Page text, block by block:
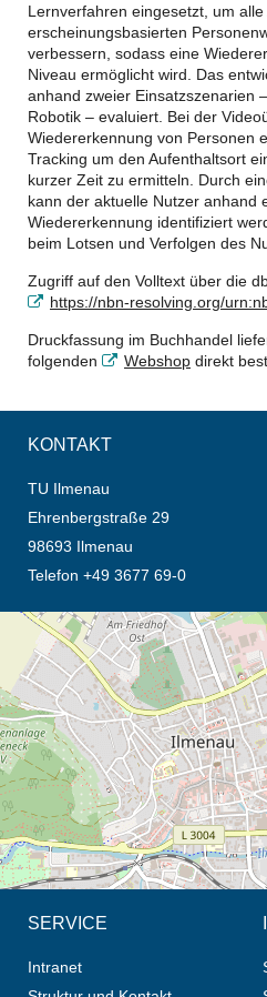
Lernverfahren eingesetzt, um
erscheinungsbasierten
verbessern, sodass eine
Niveau ermöglicht wird. Das
anhand zweier Einsatzszenarien
Robotik – evaluiert. Bei der
Wiedererkennung von Personen
Tracking um den Aufenthaltsort
kurzer Zeit zu ermitteln. Durch
kann der aktuelle Nutzer anhand
Wiedererkennung identifiziert
beim Lotsen und Verfolgen des
Zugriff auf den Volltext über die
https://nbn-resolving.org/
Druckfassung im Buchhandel
folgenden
Webshop direkt
KONTAKT
TU Ilmenau
Ehrenbergstraße 29
98693 Ilmenau
Telefon +49 3677 69-0
Öffnet die Anfahrtsbeschreibung in
SERVICE
Intranet